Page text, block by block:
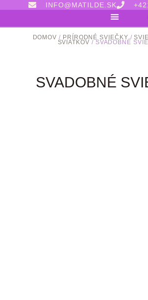
INFO@MATILDE.SK
DOMOV / PRÍRODNÉ SVIEČKY/
SVIATKOV / SVADOBNÉ
SVADOBNÉ